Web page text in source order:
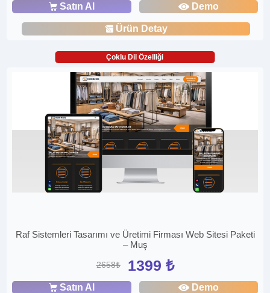
Satın Al Demo
Ürün Detay
Çoklu Dil Özelliği
Raf Sistemleri Tasarımı ve Üretimi Firması Web Sitesi Paketi
– Muş
2658₺ 1399 ₺
Satın Al Demo